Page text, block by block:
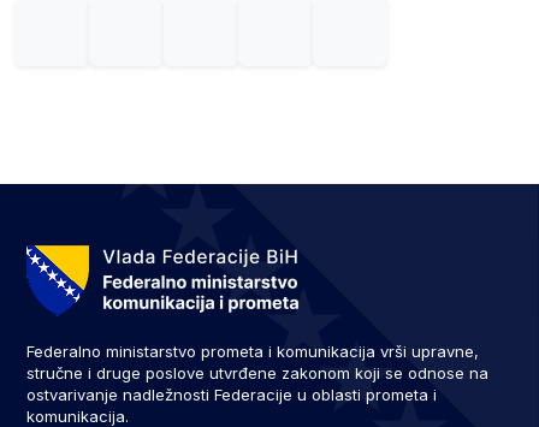
Federalno ministarstvo prometa i komunikacija vrši upravne,
stručne i druge poslove utvrđene zakonom koji se odnose na
ostvarivanje nadležnosti Federacije u oblasti prometa i
komunikacija.